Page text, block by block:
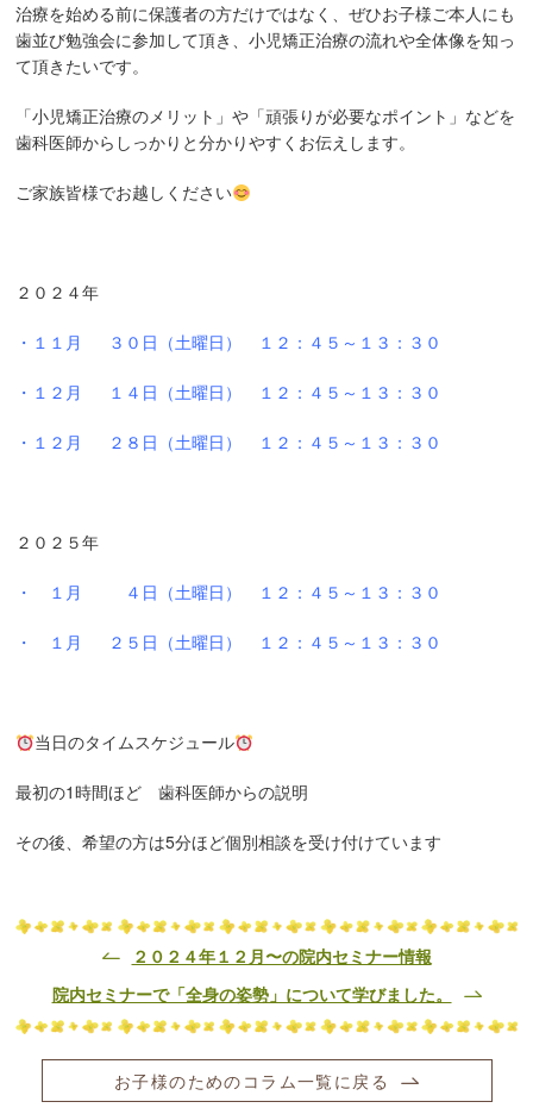
治療を始める前に保護者の方だけではなく、ぜひお子様ご本人にも
歯並び勉強会に参加して頂き、小児矯正治療の流れや全体像を知っ
て頂きたいです。
「小児矯正治療のメリット」や「頑張りが必要なポイント」などを
歯科医師からしっかりと分かりやすくお伝えします。
ご家族皆様でお越しください
２０２４年
・１１月 ３０日（土曜日） １２：４５～１３：３０
・１２月 １４日（土曜日） １２：４５～１３：３０
・１２月 ２８日（土曜日） １２：４５～１３：３０
２０２５年
・ １月 ４日（土曜日） １２：４５～１３：３０
・ １月 ２５日（土曜日） １２：４５～１３：３０
当日のタイムスケジュール
最初の1時間ほど 歯科医師からの説明
その後、希望の方は5分ほど個別相談を受け付けています
２０２４年１２月〜の院内セミナー情報
院内セミナーで「全身の姿勢」について学びました。
お子様のためのコラム一覧に戻る